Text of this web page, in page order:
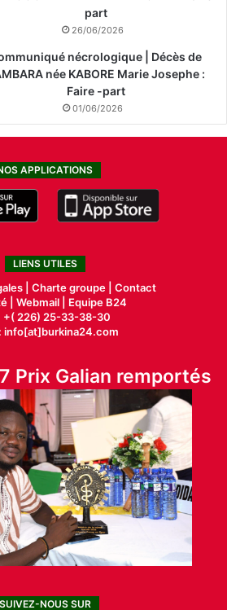
part
26/06/2026
nécrologique | Décès de
née KABORE Marie Josephe :
Faire -part
01/06/2026
APPLICATIONS
LIENS UTILES
| Charte groupe | Contact
| Webmail |
Equipe B24
+( 226) 25-33-38-30
info[at]burkina24.com
Prix Galian remportés
SUIVEZ-NOUS SUR